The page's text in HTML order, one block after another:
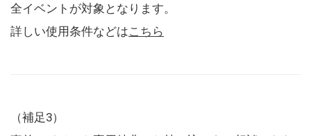
全イベントが対象となります。
詳しい使用条件などはこちら
（補足3）